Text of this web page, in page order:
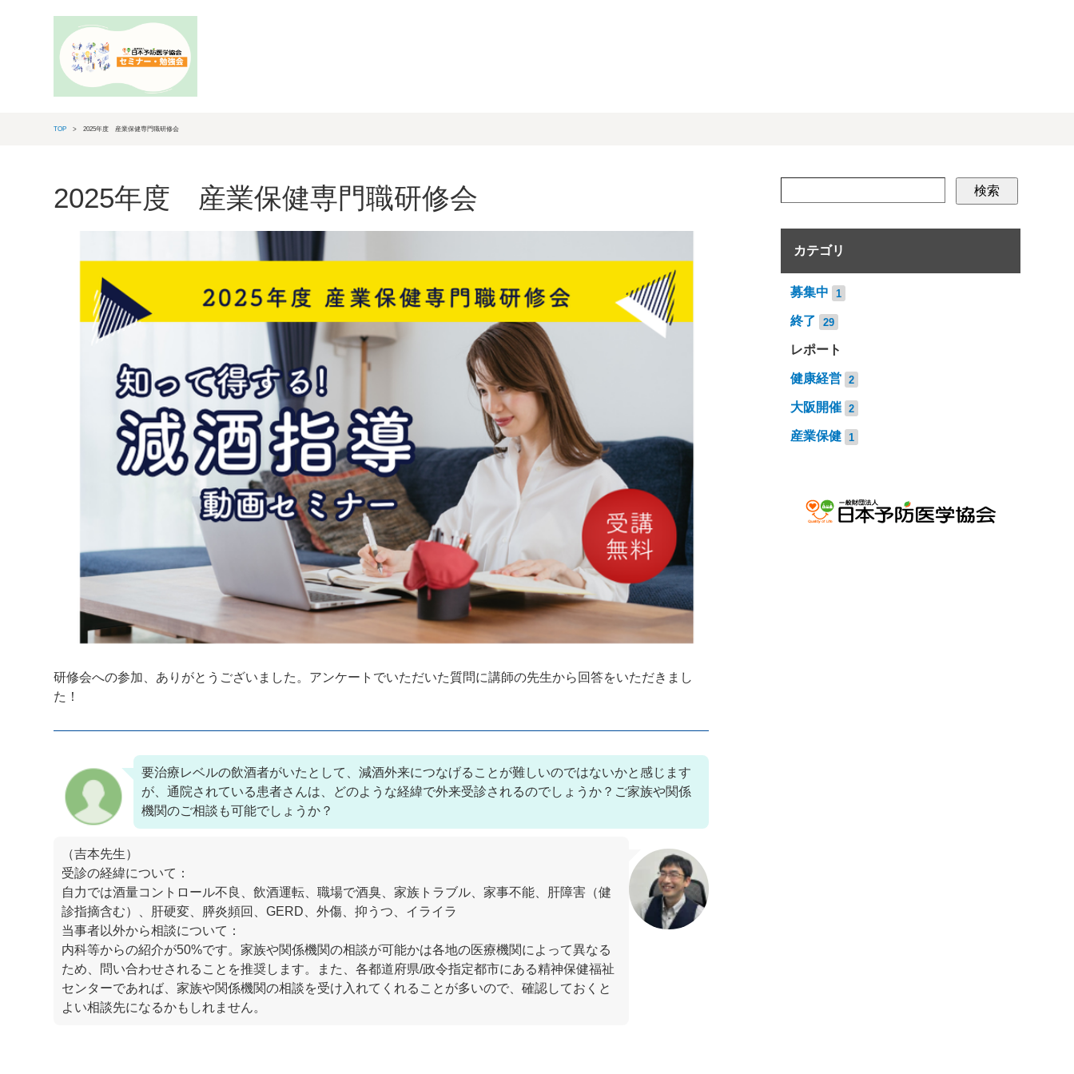
TOP 2025年度 産業保健専門職研修会
2025年度 産業保健専門職研修会
研修会への参加、ありがとうございました。アンケートでいただいた質問に講師の先生から回答をいただきまし
た！
要治療レベルの飲酒者がいたとして、減酒外来につなげることが難しいのではないかと感じます
が、通院されている患者さんは、どのような経緯で外来受診されるのでしょうか？ご家族や関係
機関のご相談も可能でしょうか？
（吉本先生）
受診の経緯について：
自力では酒量コントロール不良、飲酒運転、職場で酒臭、家族トラブル、家事不能、肝障害（健
診指摘含む）、肝硬変、膵炎頻回、GERD、外傷、抑うつ、イライラ
当事者以外から相談について：
内科等からの紹介が50%です。家族や関係機関の相談が可能かは各地の医療機関によって異なる
ため、問い合わせされることを推奨します。また、各都道府県/政令指定都市にある精神保健福祉
センターであれば、家族や関係機関の相談を受け入れてくれることが多いので、確認しておくと
よい相談先になるかもしれません。
検索
カテゴリ
募集中 1
終了 29
レポート
健康経営 2
大阪開催 2
産業保健 1